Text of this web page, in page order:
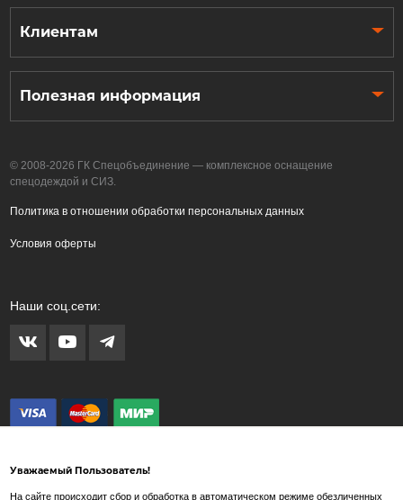
Клиентам
Полезная информация
© 2008-2026 ГК Спецобъединение — комплексное оснащение
спецодеждой и СИЗ.
Политика в отношении обработки персональных данных
Условия оферты
Наши соц.сети:
Уважаемый Пользователь!
На сайте происходит сбор и обработка в автоматическом режиме обезличенных